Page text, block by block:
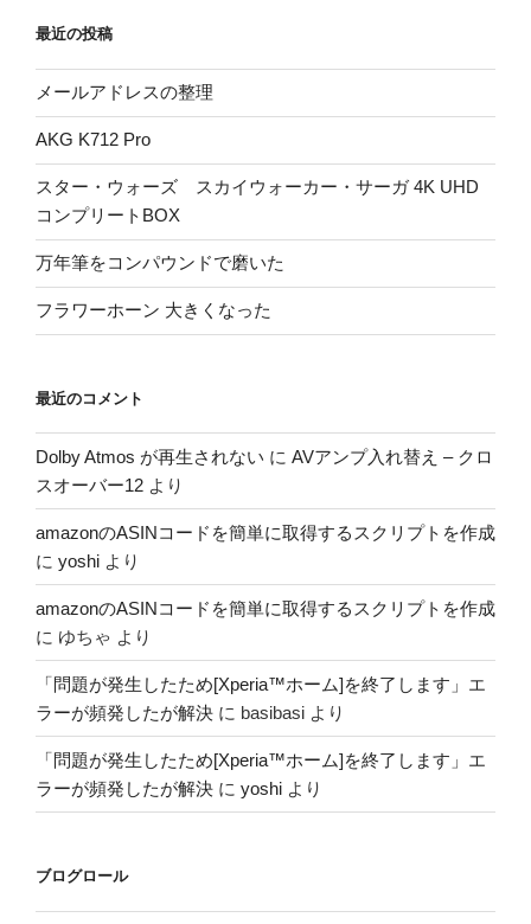
最近の投稿
メールアドレスの整理
AKG K712 Pro
スター・ウォーズ スカイウォーカー・サーガ 4K UHD
コンプリートBOX
万年筆をコンパウンドで磨いた
フラワーホーン 大きくなった
最近のコメント
Dolby Atmos が再生されない に AVアンプ入れ替え – クロ
スオーバー12 より
amazonのASINコードを簡単に取得するスクリプトを作成
に yoshi より
amazonのASINコードを簡単に取得するスクリプトを作成
に ゆちゃ より
「問題が発生したため[Xperia™ホーム]を終了します」エ
ラーが頻発したが解決 に basibasi より
「問題が発生したため[Xperia™ホーム]を終了します」エ
ラーが頻発したが解決 に yoshi より
ブログロール